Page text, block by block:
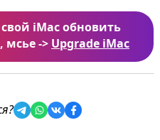
свой iMac обновить
мсье -> Upgrade iMac